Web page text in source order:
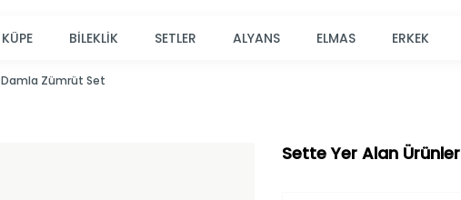
KÜPE BİLEKLİK SETLER ALYANS ELMAS ERKEK
Damla Zümrüt Set
Sette Yer Alan Ürünler